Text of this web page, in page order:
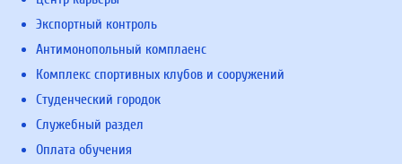
Экспортный контроль
Антимонопольный комплаенс
Комплекс спортивных клубов и сооружений
Студенческий городок
Служебный раздел
Оплата обучения